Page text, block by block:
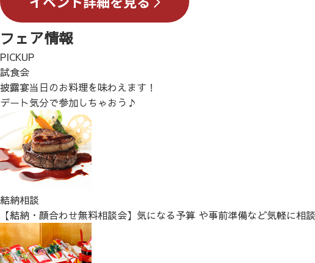
フェア情報
PICKUP
試食会
披露宴当日のお料理を味わえます！
デート気分で参加しちゃおう♪
結納相談
【結納・顔合わせ無料相談会】気になる予算 や事前準備など気軽に相